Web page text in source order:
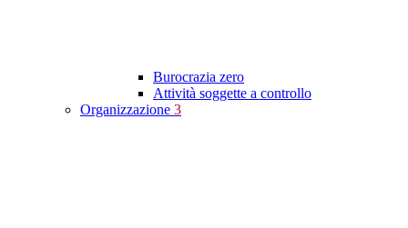
Burocrazia zero
Attività soggette a controllo
Organizzazione 3